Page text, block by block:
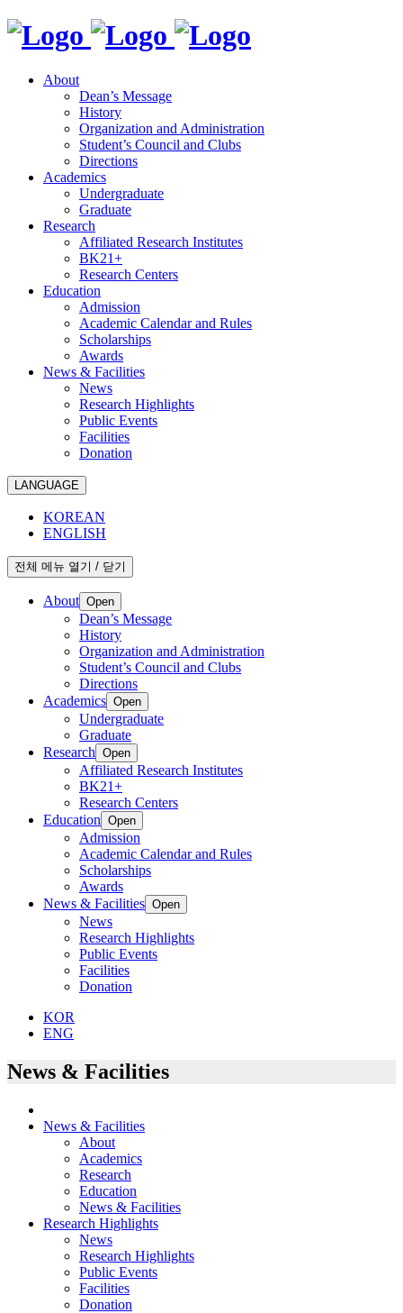
About
Dean’s Message
History
Organization and Administration
Student’s Council and Clubs
Directions
Academics
Undergraduate
Graduate
Research
Affiliated Research Institutes
BK21+
Research Centers
Education
Admission
Academic Calendar and Rules
Scholarships
Awards
News & Facilities
News
Research Highlights
Public Events
Facilities
Donation
LANGUAGE
KOREAN
ENGLISH
전체 메뉴 열기 / 닫기
About Open
Dean’s Message
History
Organization and Administration
Student’s Council and Clubs
Directions
Academics Open
Undergraduate
Graduate
Research Open
Affiliated Research Institutes
BK21+
Research Centers
Education Open
Admission
Academic Calendar and Rules
Scholarships
Awards
News & Facilities Open
News
Research Highlights
Public Events
Facilities
Donation
KOR
ENG
News & Facilities
News & Facilities
About
Academics
Research
Education
News & Facilities
Research Highlights
News
Research Highlights
Public Events
Facilities
Donation